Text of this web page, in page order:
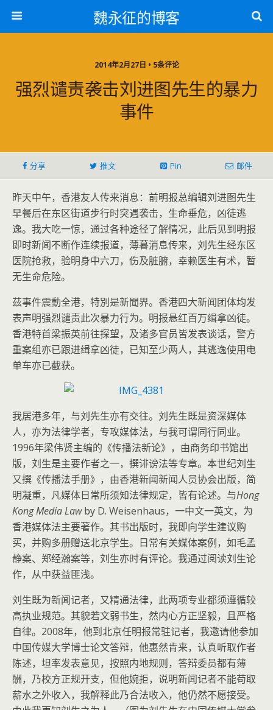
魏永征的博客
2014年2月27日 • 5条评论
强烈谴责袭击刘进图先生的暴力
事件
分享 推文 Pin 邮件
昨天中午，香港友人传来消息：前明报总编辑刘进图先生
早餐后在东区街道步行时突遇袭击，生命垂危，凶徒逃
逸。我大吃一惊，通过各种途径了解情况，此后见到明报
即时新闻不断作连续报道，薄暮消息传来，刘先生经东区
医院抢救，验明身中六刀，伤及脏腑，幸赖医生有术，暂
无生命危险。
茲事件震動全港，特別是新聞界。香港四大新闻团体均发
表声明强烈谴责此次暴力行为。明报悬红百万缉拿凶徒。
香港特首梁振英前往探望，及诸多官员皆发表谈话，警方
重案组亦已跟进缉拿凶徒，已知至少两人，其逃逸使用电
单车亦已截获。
我居港多年，与刘先生亦有交往。刘先生既是资深媒体
人，亦为法律学者，专攻媒体法，与我可谓同行同业。
1996年梁伟贤主编的《传播法新论》，由商务印书馆出
版，刘生是主要作者之一，撰诽谤法等专章。本世纪刘生
又撰《传播法手册》，由香港新闻新闻人员协会出版，简
明凝重，凡媒体日常所须知法律规定，皆有论述。与Hong
Kong Media Lawby D. Weisenhaus，一中文一英文，为
香港媒体法主要著作。其书出版时，我即向学生建议购
买，并购多册赠送北京学生。日常有关媒体案例，如毛孟
静案、郑经瀚案等，刘生亦时有评论。我通过阅读刘生论
作，从中获益匪浅。
刘生既为新闻记者，又精通法律，此两项专业都须遵循较
高执业规范。其貌若文弱书生，然内心方正坚毅，且严格
自律。2008年，他到北京任明报常驻记者，我邀请他参加
中国传媒大学博士论文答辩，他惠然肯来，认真听取作者
陈述，坦率发表意见，按照内地规则，答辩委员都有薄
酬，乃校方正规开支，但他婉拒，说明新闻记者不能苟取
薪水之外收入，我解释此乃合法收入，他仍然不愿接受。